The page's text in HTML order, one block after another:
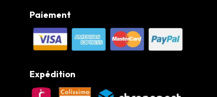
Paiement
Expédition